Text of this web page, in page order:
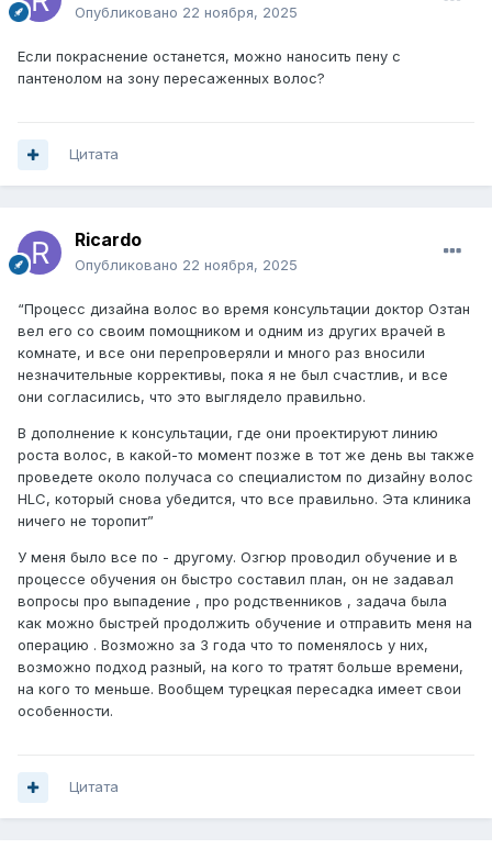
Опубликовано 22 ноября, 2025
Если покраснение останется, можно наносить пену с
пантенолом на зону пересаженных волос?
Цитата
Ricardo
Опубликовано 22 ноября, 2025
“Процесс дизайна волос во время консультации доктор Озтан
вел его со своим помощником и одним из других врачей в
комнате, и все они перепроверяли и много раз вносили
незначительные коррективы, пока я не был счастлив, и все
они согласились, что это выглядело правильно.
В дополнение к консультации, где они проектируют линию
роста волос, в какой-то момент позже в тот же день вы также
проведете около получаса со специалистом по дизайну волос
HLC, который снова убедится, что все правильно. Эта клиника
ничего не торопит”
У меня было все по - другому. Озгюр проводил обучение и в
процессе обучения он быстро составил план, он не задавал
вопросы про выпадение , про родственников , задача была
как можно быстрей продолжить обучение и отправить меня на
операцию . Возможно за 3 года что то поменялось у них,
возможно подход разный, на кого то тратят больше времени,
на кого то меньше. Вообщем турецкая пересадка имеет свои
особенности.
Цитата